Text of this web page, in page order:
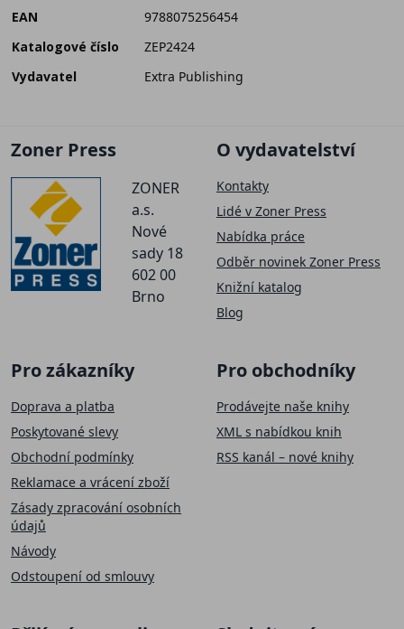
EAN
9788075256454
Katalogové číslo
ZEP2424
Vydavatel
Extra Publishing
Zoner Press
ZONER
a.s.
Nové
sady 18
602 00
Brno
O vydavatelství
Kontakty
Lidé v Zoner Press
Nabídka práce
Odběr novinek Zoner Press
Knižní katalog
Blog
Pro zákazníky
Doprava a platba
Poskytované slevy
Obchodní podmínky
Reklamace a vrácení zboží
Zásady zpracování osobních
údajů
Návody
Odstoupení od smlouvy
Pro obchodníky
Prodávejte naše knihy
XML s nabídkou knih
RSS kanál – nové knihy